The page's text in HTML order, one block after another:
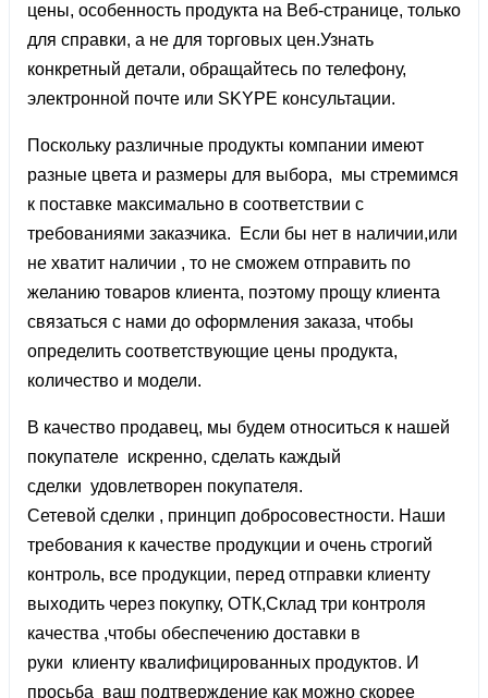
цены, особенность продукта на Веб-странице, только
для справки, а не для торговых цен.Узнать
конкретный детали, обращайтесь по телефону,
электронной почте или SKYPE консультации.
Поскольку различные продукты компании имеют
разные цвета и размеры для выбора, мы стремимся
к поставке максимально в соответствии с
требованиями заказчика. Если бы нет в наличии,или
не хватит наличии , то не сможем отправить по
желанию товаров клиента, поэтому прощу клиента
связаться с нами до оформления заказа, чтобы
определить соответствующие цены продукта,
количество и модели.
В качество продавец, мы будем относиться к нашей
покупателе искренно, сделать каждый
сделки удовлетворен покупателя.
Сетевой сделки , принцип добросовестности. Наши
требования к качестве продукции и очень строгий
контроль, все продукции, перед отправки клиенту
выходить через покупку, ОТК,Склад три контроля
качества ,чтобы обеспечению доставки в
руки клиенту квалифицированных продуктов. И
просьба ваш подтверждение как можно скорее